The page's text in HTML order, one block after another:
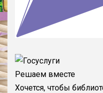
Решаем вместе
Хочется, чтобы